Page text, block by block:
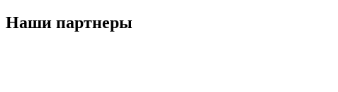
Наши партнеры